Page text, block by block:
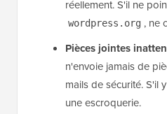
réellement. S'il ne
wordpress.org , ne
Pièces jointes
n'envoie jamais de
mails de sécurité. S'il
une escroquerie.